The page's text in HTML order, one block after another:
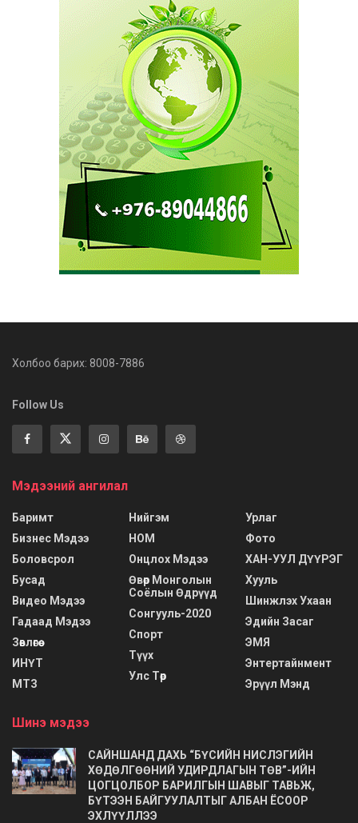
Холбоо барих: 8008-7886
Follow Us
Мэдээний ангилал
Баримт
Бизнес Мэдээ
Боловсрол
Бусад
Видео Мэдээ
Гадаад Мэдээ
Зөвлөгөө
ИНҮТ
МТЗ
Нийгэм
НОМ
Онцлох Мэдээ
Өвөр Монголын
Соёлын Өдрүүд
Сонгууль-2020
Спорт
Түүх
Улс Төр
Урлаг
Фото
ХАН-УУЛ ДҮҮРЭГ
Хууль
Шинжлэх Ухаан
Эдийн Засаг
ЭМЯ
Энтертайнмент
Эрүүл Мэнд
Шинэ мэдээ
САЙНШАНД ДАХЬ “БҮСИЙН НИСЛЭГИЙН
ХӨДӨЛГӨӨНИЙ УДИРДЛАГЫН ТӨВ”-ИЙН
ЦОГЦОЛБОР БАРИЛГЫН ШАВЫГ ТАВЬЖ,
БҮТЭЭН БАЙГУУЛАЛТЫГ АЛБАН ЁСООР
ЭХЛҮҮЛЛЭЭ